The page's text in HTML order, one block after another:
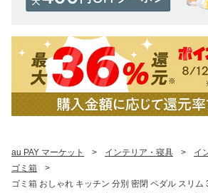
au PAY マーケット > インテリア・寝具 > イ
ゴミ箱
>
ゴミ箱 おしゃれ キッチン 分別 密閉 ペダル スリム